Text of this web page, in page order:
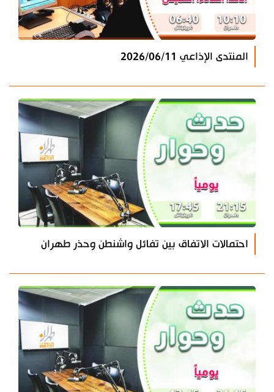
المنتدى الإذاعي 2026/06/11
احتمالات الاتفاق بين تفائل واشنطن وحذر طهران